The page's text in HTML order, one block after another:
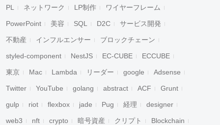
PL ネットワーク LP制作 ワイヤーフレーム
PowerPoint 美容 SQL D2C サービス開発
不動産 インフルエンサー ブロックチェーン
styled-component NestJS EC-CUBE ECCUBE
東京 Mac Lambda リーダー google Adsense
Twitter YouTube golang abstract ACF Grunt
gulp riot flexbox jade Pug 経理 designer
web3 nft crypto 暗号資産 クリプト Blockchain